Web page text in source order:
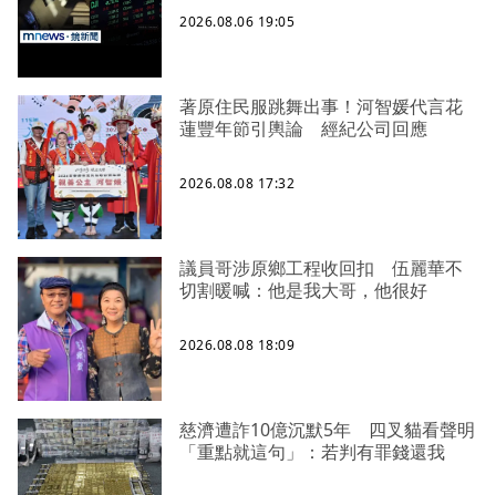
2026.08.06 19:05
著原住民服跳舞出事！河智媛代言花
蓮豐年節引輿論 經紀公司回應
2026.08.08 17:32
議員哥涉原鄉工程收回扣 伍麗華不
切割暖喊：他是我大哥，他很好
2026.08.08 18:09
慈濟遭詐10億沉默5年 四叉貓看聲明
「重點就這句」：若判有罪錢還我